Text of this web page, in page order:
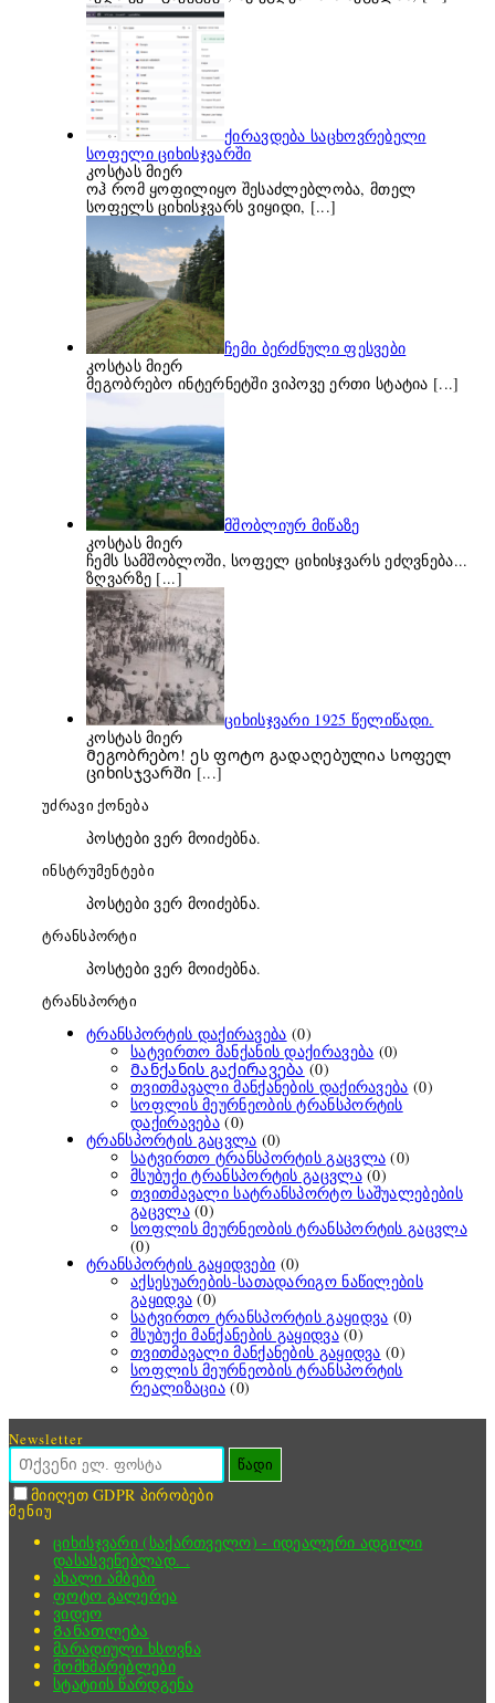
ქირავდება საცხოვრებელი
სოფელი ციხისჯვარში
კოსტას მიერ
ოჰ რომ ყოფილიყო შესაძლებლობა, მთელ
სოფელს ციხისჯვარს ვიყიდი, [...]
ჩემი ბერძნული ფესვები
კოსტას მიერ
მეგობრებო ინტერნეტში ვიპოვე ერთი სტატია [...]
მშობლიურ მიწაზე
კოსტას მიერ
ჩემს სამშობლოში, სოფელ ციხისჯვარს ეძღვნება...
ზღვარზე [...]
ციხისჯვარი 1925 წელიწადი.
კოსტას მიერ
Მეგობრებო! ეს ფოტო გადაღებულია სოფელ
ციხისჯვარში[...]
უძრავი ქონება
პოსტები ვერ მოიძებნა.
ინსტრუმენტები
პოსტები ვერ მოიძებნა.
ტრანსპორტი
პოსტები ვერ მოიძებნა.
ტრანსპორტი
ტრანსპორტის დაქირავება (0)
სატვირთო მანქანის დაქირავება (0)
Მანქანის გაქირავება (0)
თვითმავალი მანქანების დაქირავება (0)
სოფლის მეურნეობის ტრანსპორტის
დაქირავება (0)
ტრანსპორტის გაცვლა (0)
სატვირთო ტრანსპორტის გაცვლა (0)
მსუბუქი ტრანსპორტის გაცვლა (0)
თვითმავალი სატრანსპორტო საშუალებების
გაცვლა (0)
სოფლის მეურნეობის ტრანსპორტის გაცვლა
(0)
ტრანსპორტის გაყიდვები (0)
აქსესუარების-სათადარიგო ნაწილების
გაყიდვა (0)
სატვირთო ტრანსპორტის გაყიდვა (0)
მსუბუქი მანქანების გაყიდვა (0)
თვითმავალი მანქანების გაყიდვა (0)
სოფლის მეურნეობის ტრანსპორტის
რეალიზაცია (0)
Newsletter
წადი
მიიღეთ GDPR პირობები
მენიუ
ციხისჯვარი (საქართველო) - იდეალური ადგილი
დასასვენებლად. .
ახალი ამბები
ფოტო გალერეა
ვიდეო
Განათლება
მარადიული ხსოვნა
მომხმარებლები
სტატიის წარდგენა